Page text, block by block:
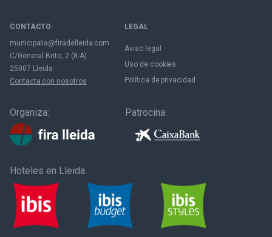
CONTACTO
municipalia@firadelleida.com
C/General Brito, 2 (8-A)
25007 Lleida
Contacta con nosotros
LEGAL
Aviso legal
Uso de cookies
Política de privacidad
Organiza: Patrocina:
Hoteles en Lleida: